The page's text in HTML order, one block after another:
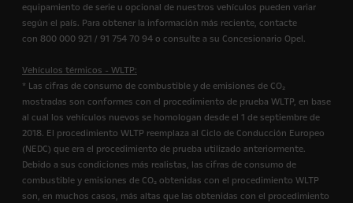
equipamiento de serie u opcional de nuestros vehículos pueden variar
según el país. Para obtener la información más reciente, contacte
con 800 000 921 / 91 754 70 94 o consulte a su Concesionario Opel.
Vehículos térmicos - WLTP:
* Las cifras de consumo de combustible y de emisiones de CO₂
mostradas son conformes con el procedimiento de prueba WLTP, en base
al cual los vehículos nuevos se homologan desde el 1 de septiembre de
2018. El procedimiento WLTP reemplaza al Ciclo de Conducción Europeo
(NEDC) que era el procedimiento de prueba utilizado anteriormente.
Debido a sus condiciones más realistas, las cifras de consumo de
combustible y emisiones de CO₂ obtenidas con el procedimiento WLTP
son, en muchos casos, más altas que las obtenidas con el procedimiento